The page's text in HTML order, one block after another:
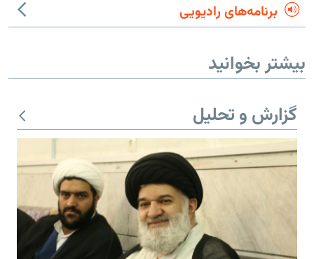
برنامه‌های رادیویی
بیشتر بخوانید
گزارش و تحلیل